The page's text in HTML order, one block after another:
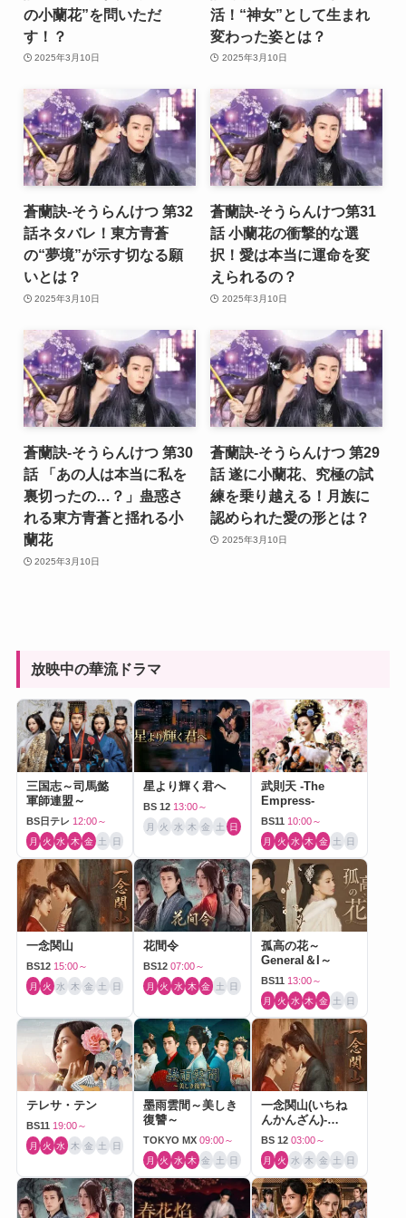
の小蘭花”を問いただ
す！？
2025年3月10日
活！“神女”として生まれ
変わった姿とは？
2025年3月10日
蒼蘭訣-そうらんけつ 第32
話ネタバレ！東方青蒼
の“夢境”が示す切なる願
いとは？
2025年3月10日
蒼蘭訣-そうらんけつ第31
話 小蘭花の衝撃的な選
択！愛は本当に運命を変
えられるの？
2025年3月10日
蒼蘭訣-そうらんけつ 第30
話 「あの人は本当に私を
裏切ったの…？」蛊惑さ
れる東方青蒼と揺れる小
蘭花
2025年3月10日
蒼蘭訣-そうらんけつ 第29
話 遂に小蘭花、究極の試
練を乗り越える！月族に
認められた愛の形とは？
2025年3月10日
放映中の華流ドラマ
三国志～司馬懿
軍師連盟～
BS日テレ 12:00～
月 火 水 木 金 土 日
星より輝く君へ
BS 12 13:00～
月 火 水 木 金 土 日
武則天 -The
Empress-
BS11 10:00～
月 火 水 木 金 土 日
一念関山
BS12 15:00～
月 火 水 木 金 土 日
花間令
BS12 07:00～
月 火 水 木 金 土 日
孤高の花～
General＆I～
BS11 13:00～
月 火 水 木 金 土 日
テレサ・テン
BS11 19:00～
月 火 水 木 金 土 日
墨雨雲間～美しき
復讐～
TOKYO MX 09:00～
月 火 水 木 金 土 日
一念関山(いちね
んかんざん)-
Journey to Love-
BS 12 03:00～
月 火 水 木 金 土 日